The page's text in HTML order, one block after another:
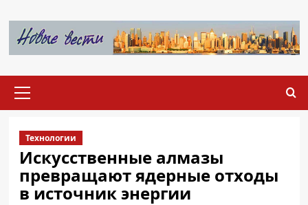
содержимому
меню
Технологии
Искусственные алмазы
превращают ядерные отходы
в источник энергии